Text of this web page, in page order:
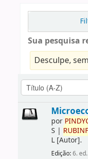
Sua pesquisa
Desculpe,
por
S |
L[Autor].
Edição:6. ed.